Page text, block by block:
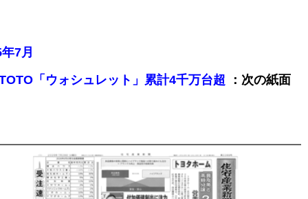
7月
「ウォシュレット」累計4千万台超
：次の紙面